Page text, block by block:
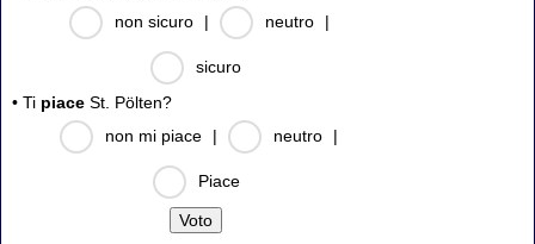
non sicuro
| neutro |
sicuro
• Ti piace St. Pölten?
non mi piace
| neutro |
Piace